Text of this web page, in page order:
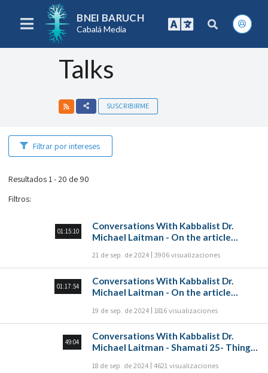
BNEI BARUCH
Cabalá Media
Talks
SUSCRIBIRME
Filtrar por intereses
Resultados 1 - 20 de 90
Filtros:
01:15:10
Conversations With Kabbalist Dr.
Michael Laitman - On the article
21 de sep. de 2024 3906 visualizaciones
01:17:54
Conversations With Kabbalist Dr.
Michael Laitman - On the article
a friend” Part A
19 de sep. de 2024 1816 visualizaciones
49:04
Conversations With Kabbalist Dr.
Michael Laitman - Shamati 25- Things
18 de sep. de 2024 4621 visualizaciones